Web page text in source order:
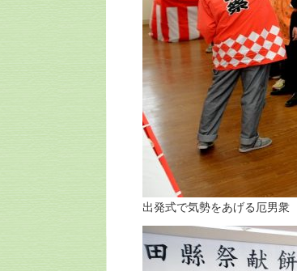
出発式で気勢をあげる厄男衆